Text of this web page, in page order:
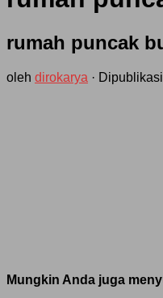
rumah puncak
oleh dirokarya ·
Mungkin Anda juga